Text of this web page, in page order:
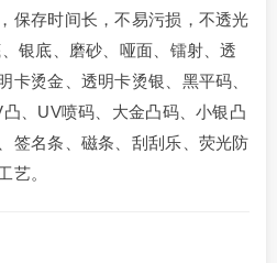
保存时间长，不易污损，不透光
银底、磨砂、哑面、镭射、透
卡烫金、透明卡烫银、黑平码、
、UV喷码、大金凸码、小银凸
签名条、磁条、刮刮乐、荧光防
艺。